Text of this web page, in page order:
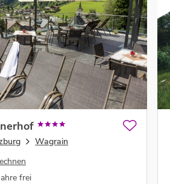
Wagrain
frei